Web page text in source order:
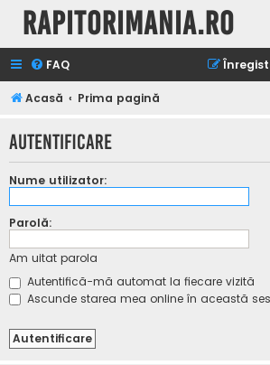
Rapitorimania.ro
FAQ
Acasă Prima pagină
Autentificare
Nume utilizator:
Parolă:
Am uitat parola
Autentifică-mă automat la fiecare vizită
Ascunde starea mea online în această